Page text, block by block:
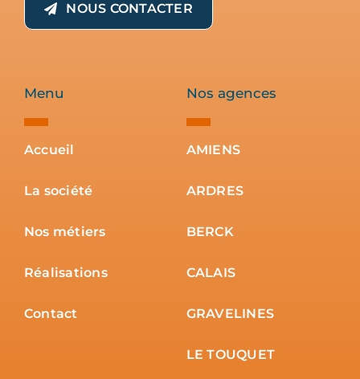
NOUS CONTACTER
Menu
Accueil
La société
Nos métiers
Réalisations
Contact
Nos agences
AMIENS
ARDRES
BERCK
CALAIS
GRAVELINES
LE TOUQUET